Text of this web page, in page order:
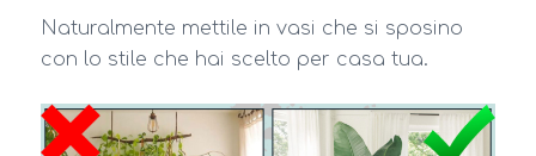
Naturalmente mettile in vasi che si sposino
con lo stile che hai scelto per casa tua.